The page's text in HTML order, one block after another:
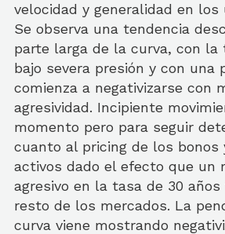
velocidad y generalidad en
Se observa una tendencia
parte larga de la curva, con la
bajo severa presión y con una
comienza a negativizarse con
agresividad. Incipiente
momento pero para seguir
cuanto al pricing de los bonos
activos dado el efecto que un
agresivo en la tasa de 30
resto de los mercados. La
curva viene mostrando